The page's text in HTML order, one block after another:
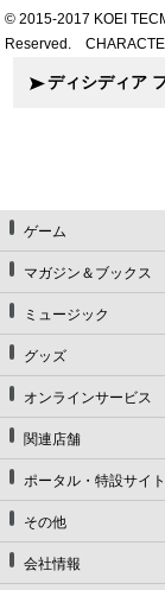
© 2015-2017 KOEI
Reserved.
ディシディア
ゲーム
マガジン＆ブックス
ミュージック
グッズ
オンラインサービス
関連店舗
ポータル・特設サイト
その他
会社情報